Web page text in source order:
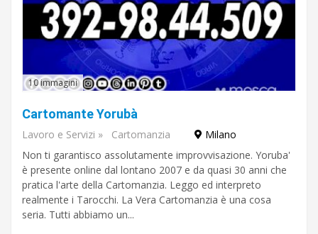
10 immagini
Cartomante Yorubà
Lavoro e Servizi » Cartomanzia
Milano
Non ti garantisco assolutamente improvvisazione. Yoruba'
è presente online dal lontano 2007 e da quasi 30 anni che
pratica l'arte della Cartomanzia. Leggo ed interpreto
realmente i Tarocchi. La Vera Cartomanzia è una cosa
seria. Tutti abbiamo un...